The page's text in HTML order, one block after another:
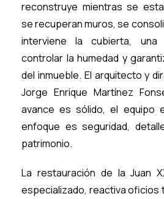
reconstruye mientras se
se recuperan muros, se
interviene la cubierta,
controlar la humedad y
del inmueble. El arquitecto y
Jorge Enrique Martínez
avance es sólido, el equipo
enfoque es seguridad,
patrimonio.
La restauración de la Juan
especializado, reactiva oficios